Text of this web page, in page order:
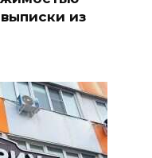
из